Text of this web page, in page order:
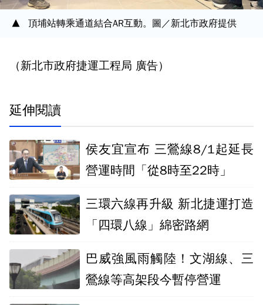
頂埔站轉乘通道結合AR互動。圖／新北市政府提供
（新北市政府捷運工程局 廣告）
延伸閱讀
侯友宜宣布 三鶯線8/1起延長
營運時間「從8時至22時」
三環六線再升級 新北捷運打造
「四環八線」綿密路網
巴威強風雨觸陸！文湖線、三
鶯線等高架段今暫停營運